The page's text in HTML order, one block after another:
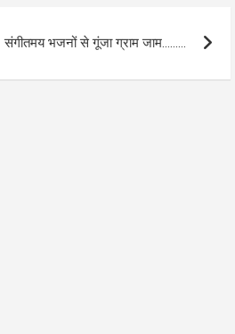
संगीतमय भजनों से गूंजा ग्राम जाम………